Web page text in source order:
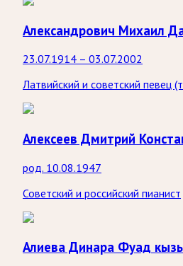
Александрович Михаил
23.07.1914 – 03.07.2002
Латвийский и советский певец
Алексеев Дмитрий
род. 10.08.1947
Советский и российский пианист
Алиева Динара Фуад